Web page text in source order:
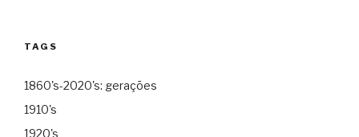
TAGS
1860's-2020's: gerações
1910's
1920's